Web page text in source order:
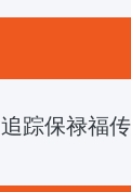
追踪保禄福